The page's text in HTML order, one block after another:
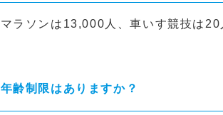
マラソンは13,000人、車いす競技は
年齢制限はありますか？